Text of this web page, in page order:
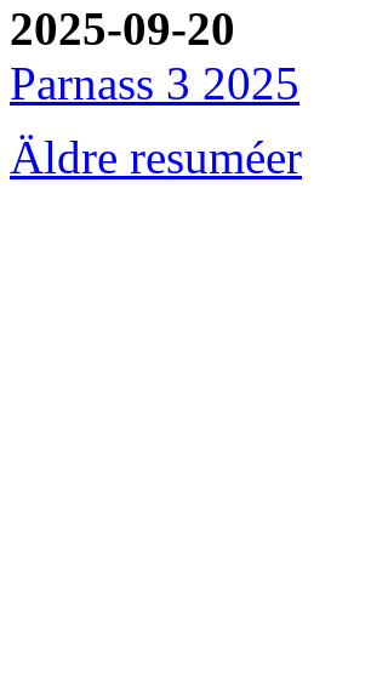
2025-09-20
Parnass 3 2025
Äldre resuméer